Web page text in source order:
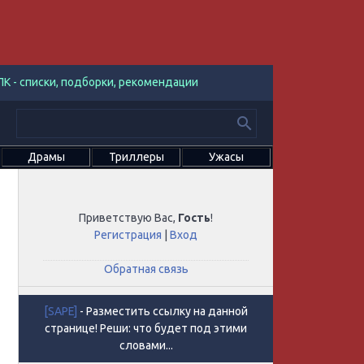
- списки, подборки, рекомендации
Драмы Триллеры Ужасы
Приветствую Вас, Гость!
Регистрация |Вход
Обратная связь
[SAPE] - Разместить ссылку на данной
странице! Реши: что будет под этими
словами...